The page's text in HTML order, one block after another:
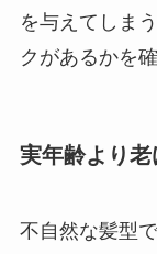
を与えてしま
クがあるかを
実年齢より
不自然な髪型